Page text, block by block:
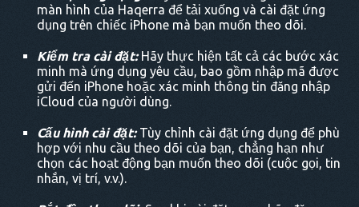
màn hình của Haqerra để tải xuống và cài đặt ứng
dụng trên chiếc iPhone mà bạn muốn theo dõi.
Kiểm tra cài đặt:Hãy thực hiện tất cả các bước xác
minh mà ứng dụng yêu cầu, bao gồm nhập mã được
gửi đến iPhone hoặc xác minh thông tin đăng nhập
iCloud của người dùng.
Cấu hình cài đặt:Tùy chỉnh cài đặt ứng dụng để phù
hợp với nhu cầu theo dõi của bạn, chẳng hạn như
chọn các hoạt động bạn muốn theo dõi (cuộc gọi, tin
nhắn, vị trí, v.v.).